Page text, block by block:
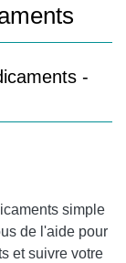
-
simple
de l'aide pour
et suivre votre